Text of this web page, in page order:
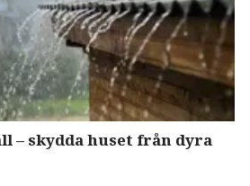
– skydda huset från dyra